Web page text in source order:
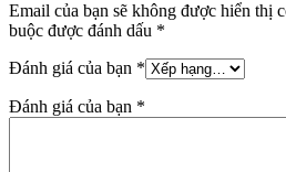
Email của bạn sẽ không được hiển thị
buộc được đánh dấu *
Đánh giá của bạn *
Đánh giá của bạn *